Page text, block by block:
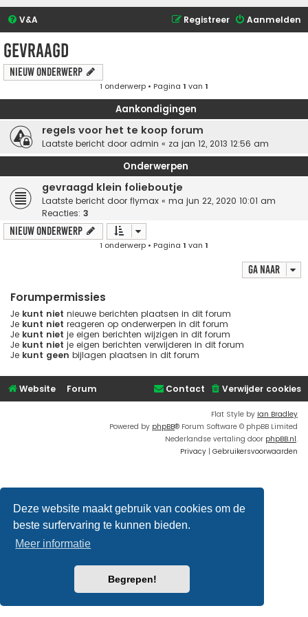
Deze website maakt gebruik van cookies om de
beste surfervaring te kunnen bieden.
Meer informatie
Begrepen!
V&A Aanmelden
Registreer
Gevraagd
Nieuw onderwerp
1 onderwerp • Pagina 1 van 1
Aankondigingen
regels voor het te koop forum
Laatste bericht door admin « za jan 12, 2013 12:56 am
Onderwerpen
gevraagd klein folieboutje
Laatste bericht door flymax « ma jun 22, 2020 10:01 am
Reacties: 3
Nieuw onderwerp
1 onderwerp • Pagina 1 van 1
Ga naar
Forumpermissies
Je kunt niet nieuwe berichten plaatsen in dit forum
Je kunt niet reageren op onderwerpen in dit forum
Je kunt niet je eigen berichten wijzigen in dit forum
Je kunt niet je eigen berichten verwijderen in dit forum
Je kunt geen bijlagen plaatsen in dit forum
Website Forum Verwijder cookies
Contact
Flat Style by Ian Bradley
Powered by phpBB® Forum Software © phpBB Limited
Nederlandse vertaling door phpBB.nl.
Privacy | Gebruikersvoorwaarden